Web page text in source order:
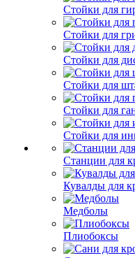
Стойки для
Стойки для
Стойки для
Стойки для
Стойки для
Стойки для
Станции для
Кувалды для
Медболы
Плиобоксы